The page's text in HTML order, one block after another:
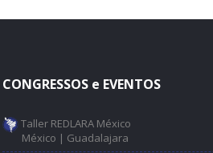
CONGRESSOS e EVENTOS
Taller REDLARA México
México | Guadalajara